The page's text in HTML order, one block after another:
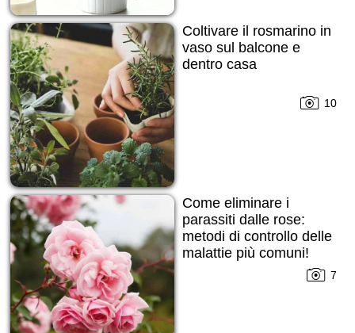
Coltivare il rosmarino in
vaso sul balcone e
dentro casa
10
Come eliminare i
parassiti dalle rose:
metodi di controllo delle
malattie più comuni!
7